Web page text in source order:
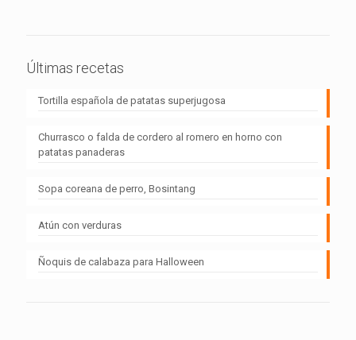
Últimas recetas
Tortilla española de patatas superjugosa
Churrasco o falda de cordero al romero en horno con
patatas panaderas
Sopa coreana de perro, Bosintang
Atún con verduras
Ñoquis de calabaza para Halloween